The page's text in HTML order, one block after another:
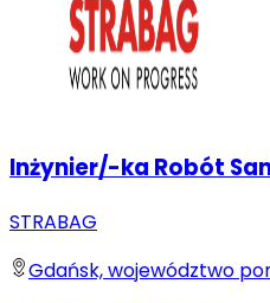
Inżynier/-ka Robót
STRABAG
Gdańsk, województwo